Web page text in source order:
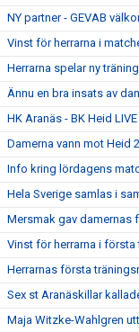
NY partner - GEVAB
Vinst för herrarna i
Herrarna spelar ny
Ännu en bra insats av
HK Aranäs - BK Heid
Damerna vann mot Heid
Info kring lördagens
Hela Sverige samlas i
Mersmak gav damernas
Vinst för herrarna i
Herrarnas första
Sex st Aranäskillar
Maja Witzke-Wahlgren